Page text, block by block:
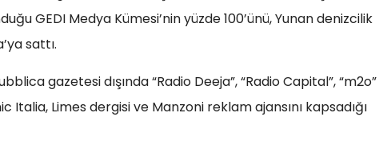
GEDI Medya Kümesi’nin yüzde 100’ünü, Yunan denizcilik
sattı.
gazetesi dışında “Radio Deeja”, “Radio Capital”, “m2o”
Limes dergisi ve Manzoni reklam ajansını kapsadığı